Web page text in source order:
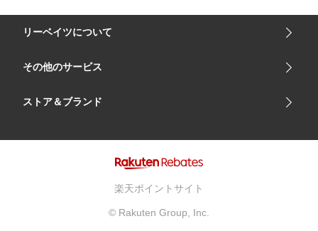
リーベイツについて
会社概要
サイトマップ
リーベイツ ポイントアシスト
その他のサービス
楽天市場
ストア＆ブランド
楽天ポイントサイト
© Rakuten Group, Inc.